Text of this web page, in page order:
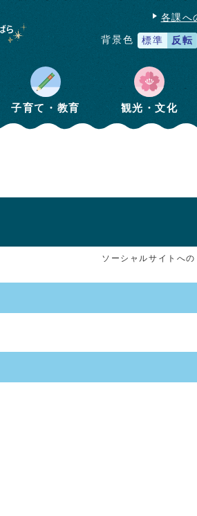
各課へ
背景色 標準 反転
子育て・教育 観光・文化
ソーシャルサイトへ